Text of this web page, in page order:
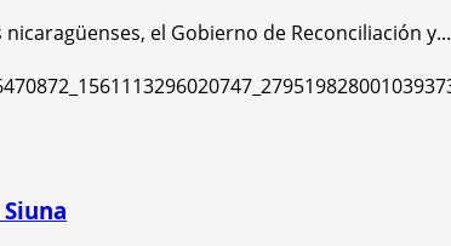
el Gobierno de Reconciliación y...